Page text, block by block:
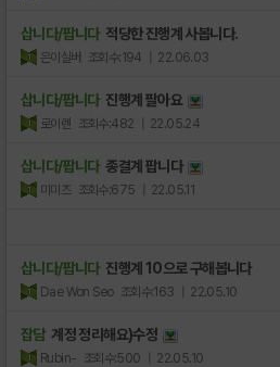
삽니다/팝니다 적당한 진행계 사봅니다.
은이실버 조회수:194 | 22.06.03
삽니다/팝니다 진행계 팔아요
로이렌 조회수:482 | 22.05.24
삽니다/팝니다 종결계 팝니다
미미즈 조회수:675 | 22.05.11
삽니다/팝니다 진행계 10으로 구해봅니다
Dae Won Seo 조회수:163 | 22.05.10
잡담 계정 정리해요)수정
Rubin- 조회수:500 | 22.05.10